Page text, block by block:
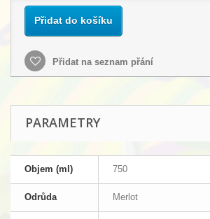
Přidat do košíku
Přidat na seznam přání
PARAMETRY
Objem (ml) 750
Odrůda Merlot